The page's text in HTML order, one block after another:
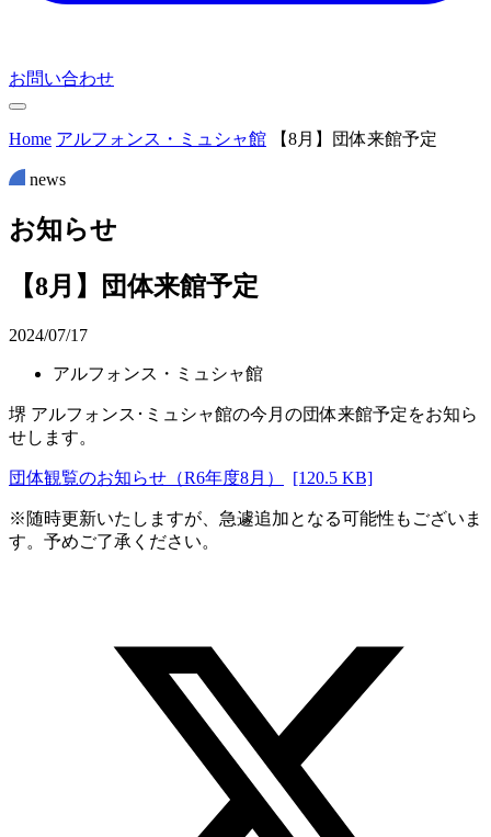
お問い合わせ
Home アルフォンス・ミュシャ館 【8月】団体来館予定
news
お知らせ
【8月】団体来館予定
2024/07/17
アルフォンス・ミュシャ館
堺 アルフォンス･ミュシャ館の今月の団体来館予定をお知ら
せします。
団体観覧のお知らせ（R6年度8月） [120.5 KB]
※随時更新いたしますが、急遽追加となる可能性もございま
す。予めご了承ください。